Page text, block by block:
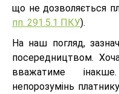
що не дозволяється
пп. 291.5.1 ПКУ).
На наш погляд,
посередництвом.
вважатиме
непорозумінь